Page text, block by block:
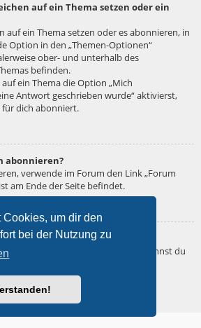
um dir den
bei der Nutzung zu
auf ein Thema setzen oder ein
auf ein Thema setzen oder es abonnieren, in
Option in den „Themen-Optionen“
ober- und unterhalb des
befinden.
ein Thema die Option „Mich
Antwort geschrieben wurde“ aktivierst,
für dich abonniert.
abonnieren?
verwende im Forum den Link „Forum
am Ende der Seite befindet.
Abonnements?
deaktivieren möchtest, so kannst du